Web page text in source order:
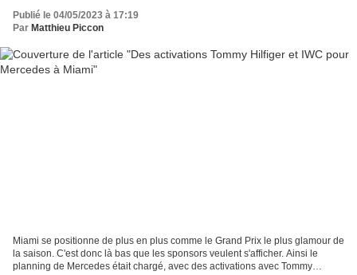
Publié le 04/05/2023 à 17:19
Par Matthieu Piccon
Miami se positionne de plus en plus comme le Grand Prix le plus glamour de
la saison. C'est donc là bas que les sponsors veulent s'afficher. Ainsi le
planning de Mercedes était chargé, avec des activations avec Tommy